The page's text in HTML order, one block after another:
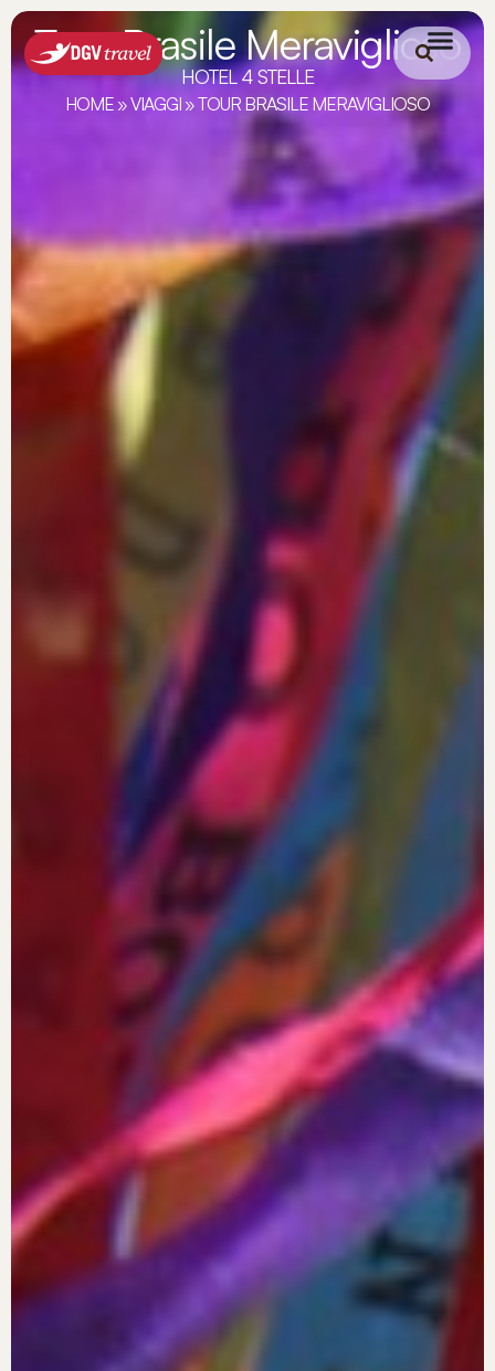
Tour Brasile Meraviglioso
HOTEL 4 STELLE
HOME»VIAGGI »TOUR BRASILE MERAVIGLIOSO